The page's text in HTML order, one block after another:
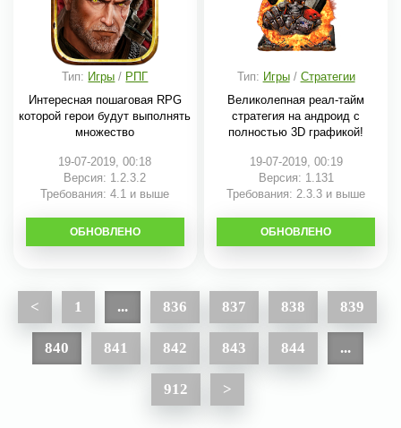
Тип: Игры / РПГ
Интересная пошаговая RPG
которой герои будут выполнять
множество
19-07-2019, 00:18
Версия: 1.2.3.2
Требования: 4.1 и выше
СКАЧАТЬ
ОБНОВЛЕНО
Тип: Игры/ Стратегии
Великолепная реал-тайм
стратегия на андроид с
полностью 3D графикой!
19-07-2019, 00:19
Версия: 1.131
Требования: 2.3.3 и выше
СКАЧАТЬ
ОБНОВЛЕНО
< 1 ... 836 837 838 839
840 841 842 843 844 ...
912 >